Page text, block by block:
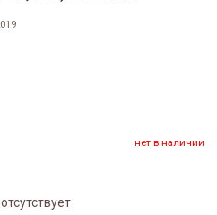
нет в наличии